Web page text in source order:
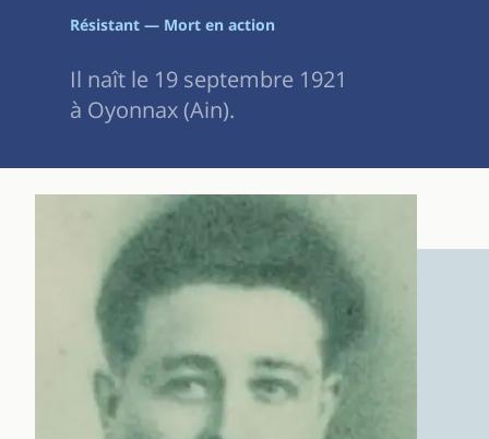
Résistant — Mort en action
Il naît le 19 septembre 1921
à Oyonnax (Ain).